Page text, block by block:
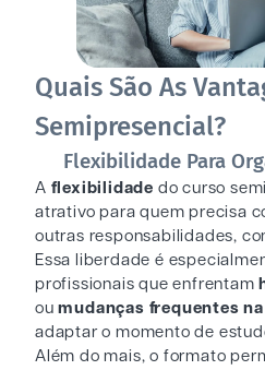
Quais São As
Semipresencial?
Flexibilidade Para
A flexibilidade do curso
atrativo para quem precisa
outras responsabilidades,
Essa liberdade é
profissionais que enfrentam
oumudanças frequentes
adaptar o momento de
Além do mais, o formato